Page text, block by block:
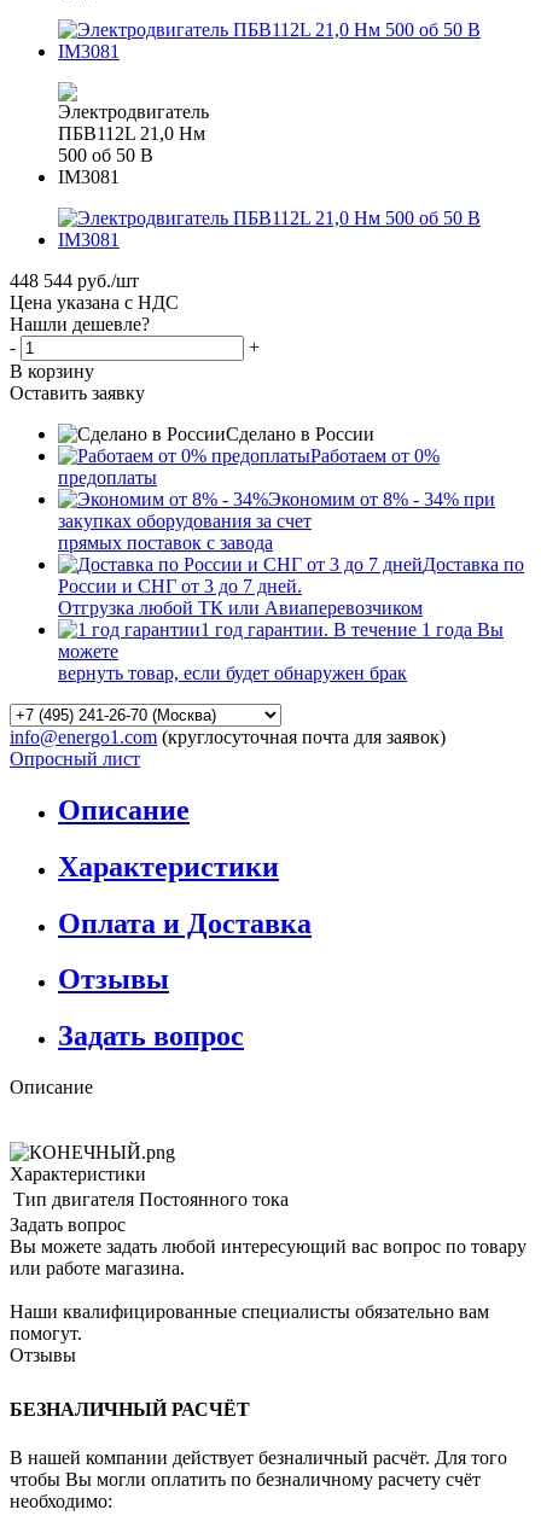
448 544 руб./шт
Цена указана с НДС
Нашли дешевле?
-
+
В корзину
Оставить заявку
Сделано в России
Работаем от 0%
предоплаты
Экономим от 8% - 34% при
закупках оборудования за счет
прямых поставок с завода
Доставка по
России и СНГ от 3 до 7 дней.
Отгрузка любой ТК или Авиаперевозчиком
1 год гарантии. В течение 1 года Вы
можете
вернуть товар, если будет обнаружен брак
info@energo1.com (круглосуточная почта для заявок)
Опросный лист
Описание
Характеристики
Оплата и Доставка
Отзывы
Задать вопрос
Описание
Характеристики
Тип двигателя Постоянного тока
Задать вопрос
Вы можете задать любой интересующий вас вопрос по товару
или работе магазина.
Наши квалифицированные специалисты обязательно вам
помогут.
Отзывы
БЕЗНАЛИЧНЫЙ РАСЧЁТ
В нашей компании действует безналичный расчёт. Для того
чтобы Вы могли оплатить по безналичному расчету счёт
необходимо: